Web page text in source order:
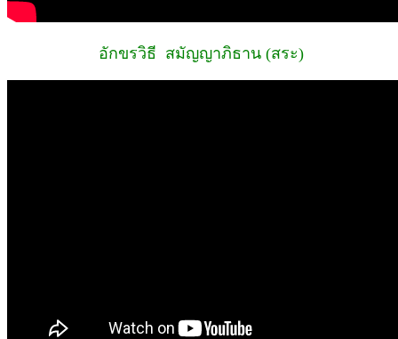
อักขรวิธี สมัญญาภิธาน (สระ)